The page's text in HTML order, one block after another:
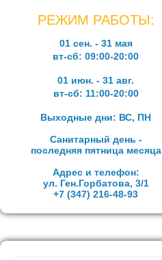
РЕЖИМ РАБОТЫ:
01 сен. - 31 мая
вт-сб: 09:00-20:00
01 июн. - 31 авг.
вт-сб: 11:00-20:00
Выходные дни: ВС, ПН
Санитарный день -
последняя пятница месяца
Адрес и телефон:
ул. Ген.Горбатова, 3/1
+7 (347) 216-48-93